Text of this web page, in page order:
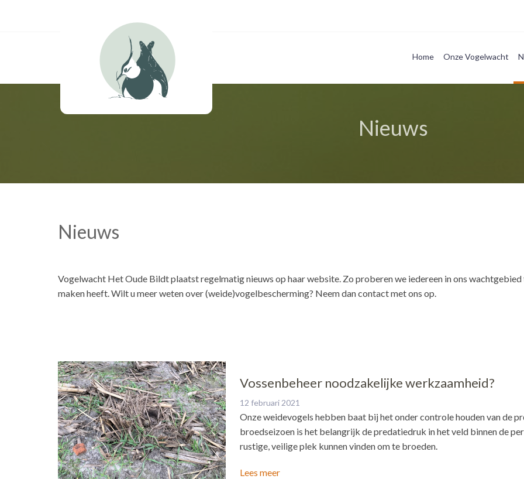
Home Onze Vogelwacht
Nieuws
Nieuws
Vogelwacht Het Oude Bildt plaatst regelmatig nieuws op haar website. Zo proberen we iedereen in ons
maken heeft. Wilt u meer weten over (weide)vogelbescherming? Neem dan contact met ons op.
Vossenbeheer noodzakelijke werkzaamheid?
12 februari 2021
Onze weidevogels hebben baat bij het onder controle houden van de
broedseizoen is het belangrijk de predatiedruk in het veld binnen de
rustige, veilige plek kunnen vinden om te broeden.
Lees meer